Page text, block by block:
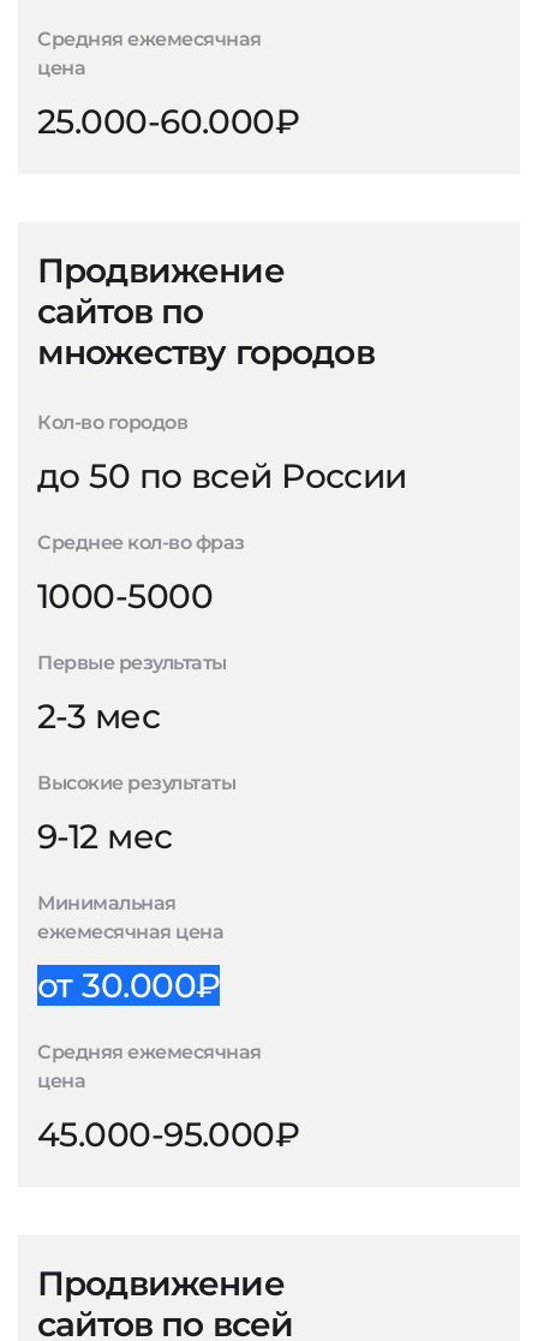
Средняя ежемесячная
цена
25.000-60.000₽
Продвижение
сайтов по
множеству городов
Кол-во городов
до 50 по всей России
Среднее кол-во фраз
1000-5000
Первые результаты
2-3 мес
Высокие результаты
9-12 мес
Минимальная
ежемесячная цена
от 30.000₽
Средняя ежемесячная
цена
45.000-95.000₽
Продвижение
сайтов по всей